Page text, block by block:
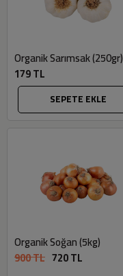
Organik Sarımsak (250gr)
179 TL
SEPETE EKLE
Organik Soğan (5kg)
900 TL 720 TL